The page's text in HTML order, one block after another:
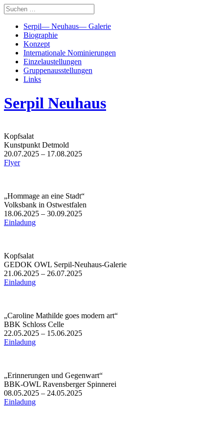
Serpil— Neuhaus— Galerie
Biographie
Konzept
Internationale Nominierungen
Einzelaustellungen
Gruppenausstellungen
Links
Serpil Neuhaus
Kopfsalat
Kunstpunkt Detmold
20.07.2025 – 17.08.2025
Flyer
„Hommage an eine Stadt“
Volksbank in Ostwestfalen
18.06.2025 – 30.09.2025
Einladung
Kopfsalat
GEDOK OWL Serpil-Neuhaus-Galerie
21.06.2025 – 26.07.2025
Einladung
„Caroline Mathilde goes modern art“
BBK Schloss Celle
22.05.2025 – 15.06.2025
Einladung
„Erinnerungen und Gegenwart“
BBK-OWL Ravensberger Spinnerei
08.05.2025 – 24.05.2025
Einladung